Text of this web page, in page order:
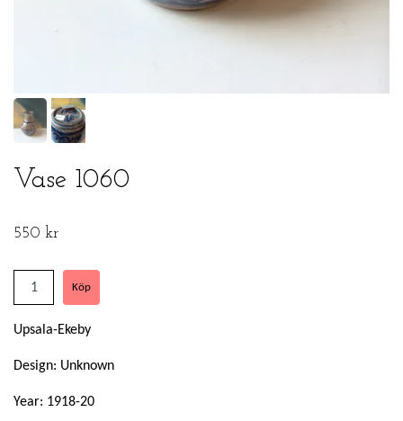
Vase 1060
550 kr
Upsala-Ekeby
Design: Unknown
Year: 1918-20